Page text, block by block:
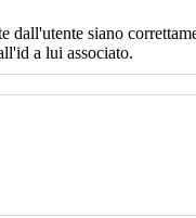
siano
a lui associato.